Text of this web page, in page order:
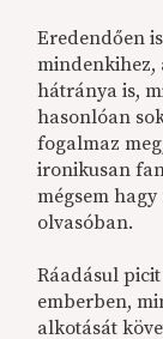
Eredendően
mindenkihez,
hátránya is,
hasonlóan
fogalmaz
ironikusan
mégsem
olvasóban.
Ráadásul
emberben,
alkotását